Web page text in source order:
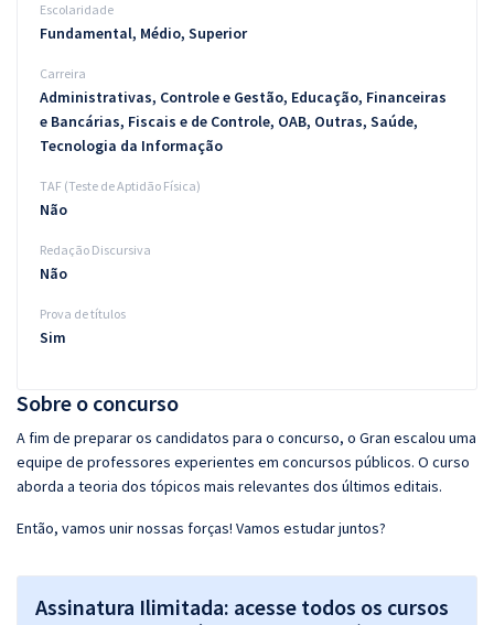
Sobre o concurso
A fim de preparar os candidatos para o concurso, o Gran escalou uma
equipe de professores experientes em concursos públicos. O curso
aborda a teoria dos tópicos mais relevantes dos últimos editais.
Então, vamos unir nossas forças! Vamos estudar juntos?
Assinatura Ilimitada: acesse todos os cursos
Escolaridade
Fundamental, Médio, Superior
Carreira
Administrativas, Controle e Gestão, Educação, Financeiras
e Bancárias, Fiscais e de Controle, OAB, Outras, Saúde,
Tecnologia da Informação
TAF (Teste de Aptidão Física)
Não
Redação Discursiva
Não
Prova de títulos
Sim